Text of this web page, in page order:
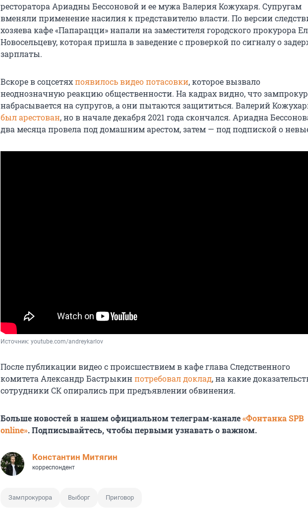
ресторатора Ариадны Бессоновой и ее мужа Валерия Кожухаря. Супругам
вменяли применение насилия к представителю власти. По версии
хозяева кафе «Папарацци» напали на заместителя городского прокурора
Новосельцеву, которая пришла в заведение с проверкой по сигналу о
зарплаты.
Вскоре в соцсетяхпоявилось видео потасовки, которое вызвало
неоднозначную реакцию общественности. На кадрах видно, что
набрасывается на супругов, а они пытаются защититься. Валерий
был арестован, но в начале декабря 2021 года скончался. Ариадна
два месяца провела под домашним арестом, затем — под подпиской о
Источник: youtube.com/andreykarlov
После публикации видео с происшествием в кафе глава Следственного
комитета Александр Бастрыкинпотребовал доклад, на какие
сотрудники СК опирались при предъявлении обвинения.
Больше новостей в нашем официальном телеграм-канале«Фонтанка SPB
online». Подписывайтесь, чтобы первыми узнавать о важном.
Константин Митягин
корреспондент
Зампрокурора Выборг Приговор